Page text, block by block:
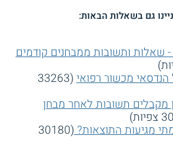
גם בשאלות הבאות:
שאלות ותשובות ממבחנים קודמים
מכשור רפואי (33263
מקבלים תשובות לאחר מבחן
מגיעות התוצאות? (30180